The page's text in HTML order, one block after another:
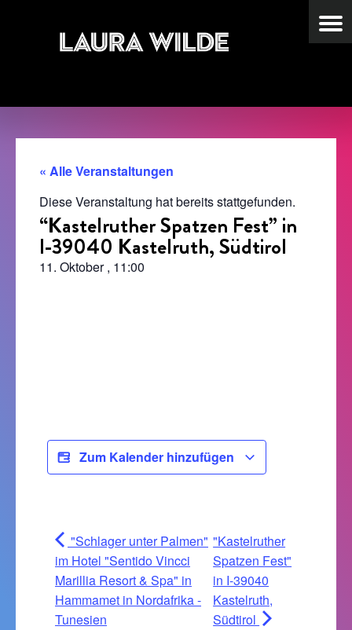
« Alle Veranstaltungen
Diese Veranstaltung hat bereits stattgefunden.
“Kastelruther Spatzen Fest” in
I-39040 Kastelruth, Südtirol
11. Oktober , 11:00
Zum Kalender hinzufügen
"Schlager unter Palmen"
im Hotel "Sentido Vincci
Marillia Resort & Spa" in
Hammamet in Nordafrika -
Tunesien
"Kastelruther
Spatzen Fest"
in I-39040
Kastelruth,
Südtirol